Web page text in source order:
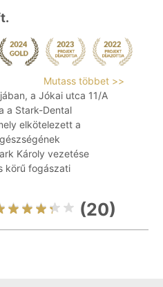
Mutass többet >>
a Jókai utca 11/A
a Stark-Dental
elkötelezett a
Károly vezetése
körű fogászati
(20)